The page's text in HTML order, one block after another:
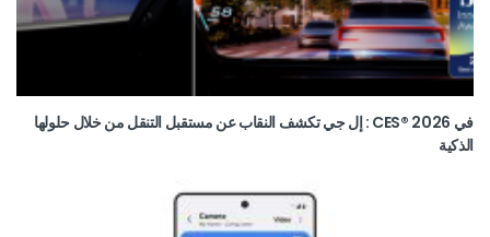
في CES® 2026 : إل جي تكشف النقاب عن مستقبل التنقل من خلال حلولها
الذكية